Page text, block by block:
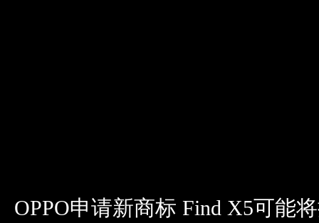
OPPO申请新商标 Find X5可能